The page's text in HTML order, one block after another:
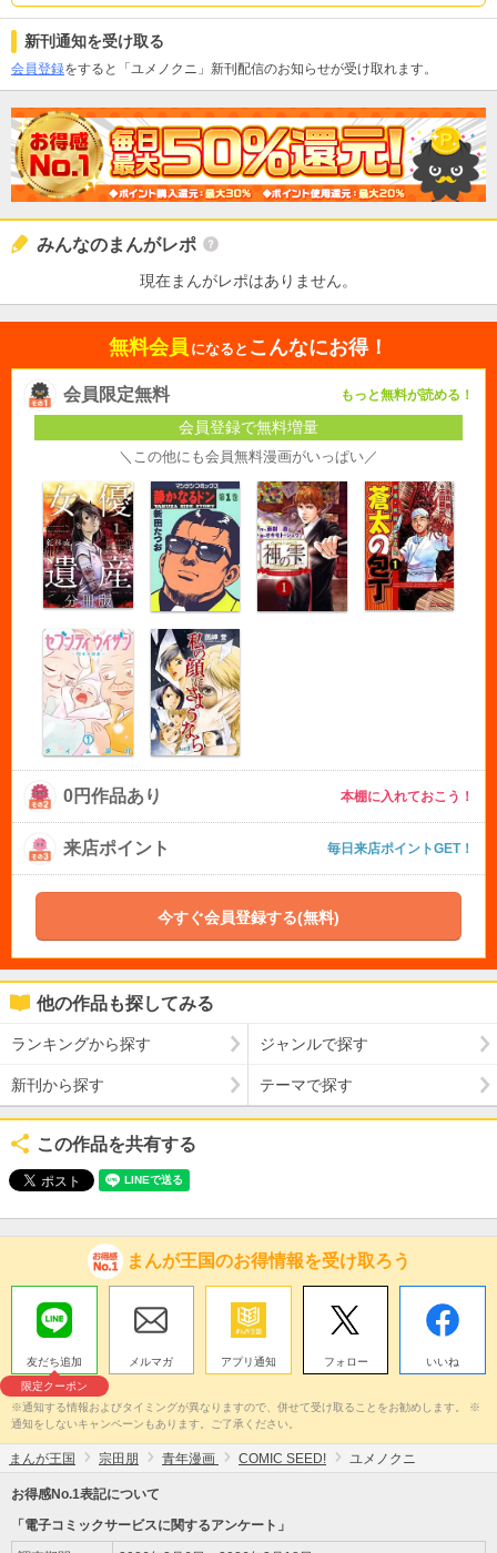
新刊通知を受け取る
会員登録をすると「ユメノクニ」新刊配信のお知らせが受け取れます。
みんなのまんがレポ
現在まんがレポはありません。
無料会員 になると こんなにお得！
会員限定無料 もっと無料が読める！
会員登録で無料増量
＼この他にも会員無料漫画がいっぱい／
0円作品あり 本棚に入れておこう！
来店ポイント 毎日来店ポイントGET！
今すぐ会員登録する(無料)
他の作品も探してみる
ランキングから探す ジャンルで探す
新刊から探す テーマで探す
この作品を共有する
まんが王国のお得情報を受け取ろう
友だち追加
限定クーポン
メルマガ アプリ通知 フォロー いいね
※通知する情報およびタイミングが異なりますので、併せて受け取ることをお勧めします。 ※
通知をしないキャンペーンもあります。ご了承ください。
まんが王国 宗田朋 青年漫画 COMIC SEED! ユメノクニ
お得感No.1表記について
「電子コミックサービスに関するアンケート」